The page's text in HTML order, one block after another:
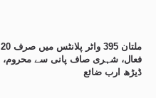
ملتان 395 واٹر پلانٹس میں صرف 20
فعال، شہری صاف پانی سے محروم،
ڈیڑھ ارب ضائع